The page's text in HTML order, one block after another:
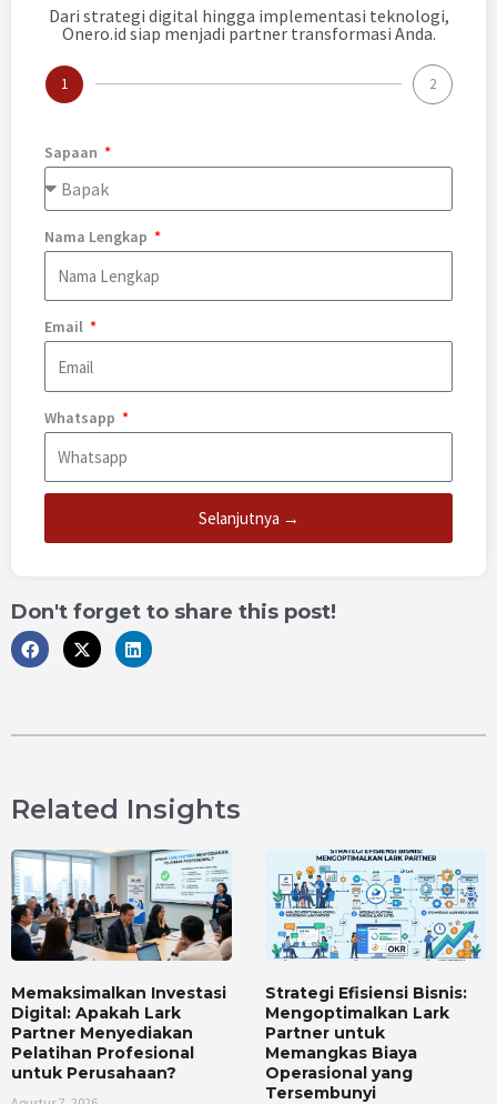
Dari strategi digital hingga implementasi teknologi,
Onero.id siap menjadi partner transformasi Anda.
1 2
Sapaan
Nama Lengkap
Email
Whatsapp
Selanjutnya →
Don't forget to share this post!
Related Insights
Memaksimalkan Investasi
Digital: Apakah Lark
Partner Menyediakan
Pelatihan Profesional
untuk Perusahaan?
Strategi Efisiensi Bisnis:
Mengoptimalkan Lark
Partner untuk
Memangkas Biaya
Operasional yang
Tersembunyi